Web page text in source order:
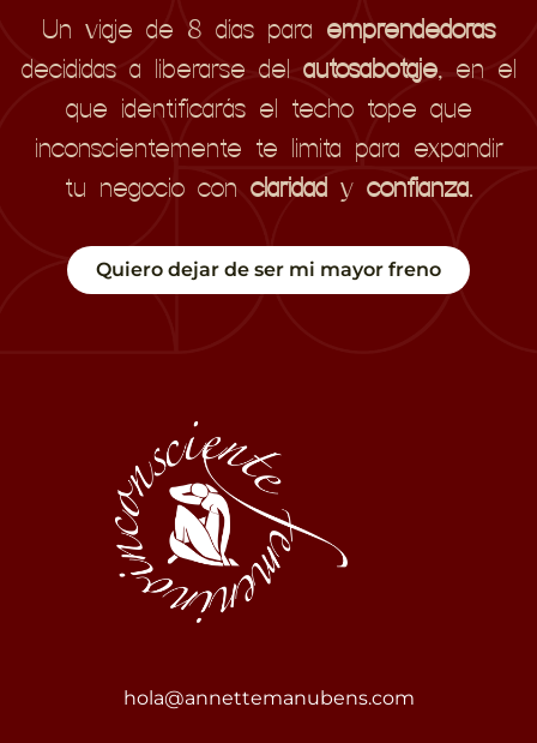
Un viaje de 8 días para emprendedoras
decididas a liberarse del autosabotaje, en el
que identificarás el techo tope que
inconscientemente te limita para expandir
tu negocio con claridady confianza.
Quiero dejar de ser mi mayor freno
hola@annettemanubens.com